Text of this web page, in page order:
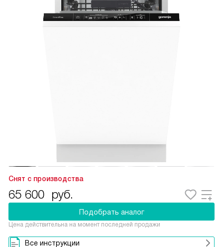
Снят с производства
65 600 руб.
Подобрать аналог
Цена действительна на момент последней продажи
Все инструкции